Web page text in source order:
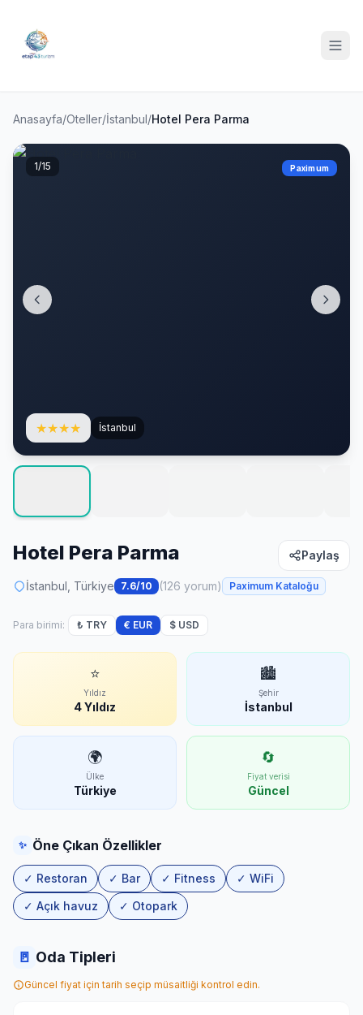
Anasayfa/Oteller/İstanbul/Hotel Pera Parma
★★★★ İstanbul
Paximum
1/15
Hotel Pera Parma Paylaş
İstanbul, Türkiye 7.6/10 (126 yorum) Paximum Kataloğu
Para birimi: ₺ TRY € EUR $ USD
⭐
Yıldız
4 Yıldız
🏙
Şehir
İstanbul
🌍
Ülke
Türkiye
🔄
Fiyat verisi
Güncel
✨ Öne Çıkan Özellikler
✓ Restoran ✓ Bar ✓ Fitness
✓ WiFi
✓ Açık havuz
✓ Otopark
🚪 Oda Tipleri
Güncel fiyat için tarih seçip müsaitliği kontrol edin.